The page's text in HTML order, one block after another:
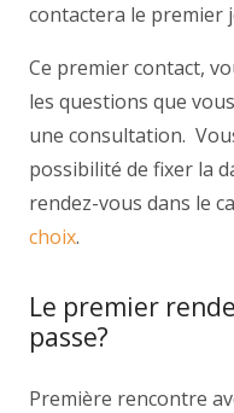
contactera le premier
Ce premier contact,
les questions que
une consultation.
possibilité de fixer la
rendez-vous dans le
choix.
Le premier
passe?
Première rencontre